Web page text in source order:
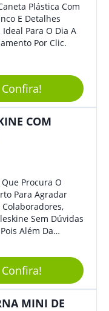
Plástica Com
E Detalhes
Para O Dia A
Por Clic.
Confira!
COM
Que Procura O
Para Agradar
Colaboradores,
Sem Dúvidas
Além Da
Diversos
Do Dia.
O Com Sua Marca
Mais Destaque
Exposições E
Confira!
MINI DE